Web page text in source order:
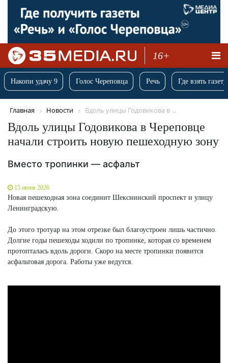
16+
Накопи удачу 9 Голос Череповца Речь Где взять
Главная Новости Вдоль улицы Годовикова в ...
Вдоль улицы Годовикова в Череповце
начали строить новую пешеходную зону
Вместо тропинки — асфальт
15 июня 2026
Новая пешеходная зона соединит Шекснинский проспект и улицу
Ленинградскую.
До этого тротуар на этом отрезке был благоустроен лишь частично.
Долгие годы пешеходы ходили по тропинке, которая со временем
протопталась вдоль дороги. Скоро на месте тропинки появится
асфальтовая дорога. Работы уже ведутся.